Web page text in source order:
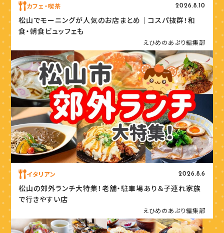
カフェ・喫茶 2026.8.10
松山でモーニングが人気のお店まとめ｜コスパ抜群！和
食・朝食ビュッフェも
えひめのあぷり編集部
イタリアン 2026.8.6
松山の郊外ランチ大特集！老舗・駐車場あり＆子連れ家族
で行きやすい店
えひめのあぷり編集部